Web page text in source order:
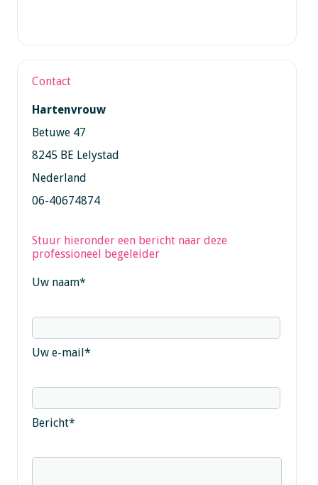
Contact
Hartenvrouw
Betuwe 47
8245 BE Lelystad
Nederland
06-40674874
Stuur hieronder een bericht naar deze
professioneel begeleider
Uw naam*
Uw e-mail*
Bericht*